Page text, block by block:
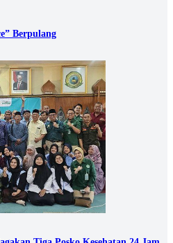
Berpulang